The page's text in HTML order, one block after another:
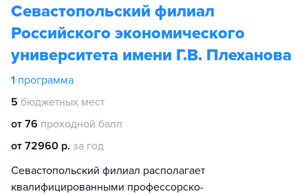
Севастопольский филиал
Российского экономического
университета имени Г.В. Плеханова
1 программа
5 бюджетных мест
от 76 проходной балл
от 72960 р. за год
Севастопольский филиал располагает
квалифицированными профессорско-